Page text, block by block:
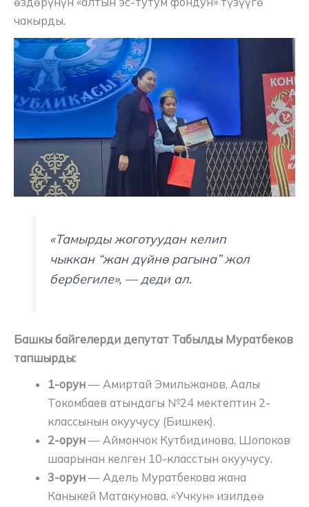
чакырды.
«Тамырды жоготуудан келип
чыккан “жан дүйнө рагына” жол
бербегиле», — деди ал.
Башкы байгелерди депутат Табылды Муратбеков
тапшырды:
1-орун — Амиртай Эмильжанов, Аалы
Токомбаев атындагы №24 мектептин 2-
классынын окуучусу (Бишкек).
2-орун — Аймончок Кутбидинова, Шопоков
шаарынан келген 10-класстын окуучусу.
3-орун — Адель Муратбекова жана
Каныкей Матакунова, «Учкун» изилдөө